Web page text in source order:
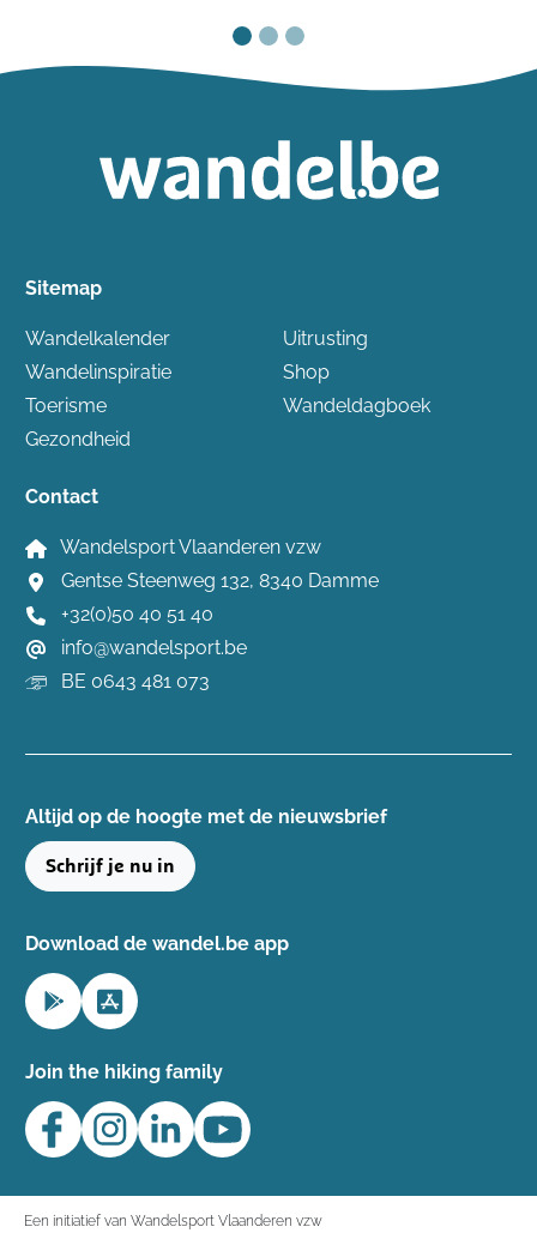
Sitemap
Wandelkalender
Wandelinspiratie
Toerisme
Gezondheid
Uitrusting
Shop
Wandeldagboek
Contact
Wandelsport Vlaanderen vzw
Gentse Steenweg 132, 8340 Damme
+32(0)50 40 51 40
info@wandelsport.be
BE 0643 481 073
Altijd op de hoogte ​met de nieuwsbrief
Schrijf je nu in
Download de wandel.be app
Join the hiking family
Een initiatief van Wandelsport Vlaanderen vzw